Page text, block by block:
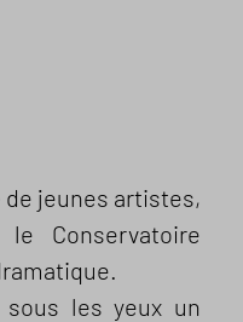
jeunes artistes,
Conservatoire
sous les yeux un